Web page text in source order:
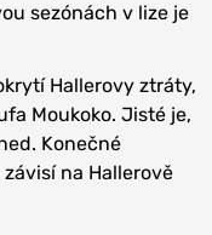
sezónách v lize je
Hallerovy ztráty,
Moukoko. Jisté je,
Konečné
na Hallerově